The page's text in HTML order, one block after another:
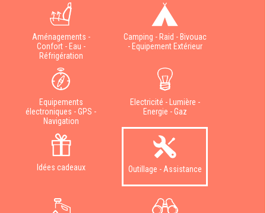
Aménagements -
Confort - Eau -
Réfrigération
Camping - Raid - Bivouac
- Equipement Extérieur
Equipements
électroniques - GPS -
Navigation
Electricité - Lumière -
Energie - Gaz
Idées cadeaux Outillage - Assistance